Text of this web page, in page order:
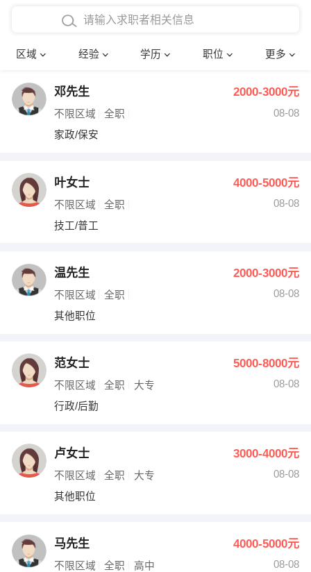
区域 经验 学历 职位 更多
在校学生工作经验
四年以上工作经验
五年以上工作经验
博士
文员 护士
财务会计
网络IT
收银员
水电/机修
编辑 法律
其他职位
确定
邓先生 2000-3000元
不限区域 全职
08-08
家政/保安
叶女士 4000-5000元
不限区域 全职
08-08
技工/普工
温先生 2000-3000元
不限区域 全职
08-08
其他职位
范女士 5000-8000元
不限区域 全职 大专
08-08
行政/后勤
卢女士 3000-4000元
不限区域 全职 大专
08-08
其他职位
马先生 4000-5000元
不限区域 全职 高中
08-08